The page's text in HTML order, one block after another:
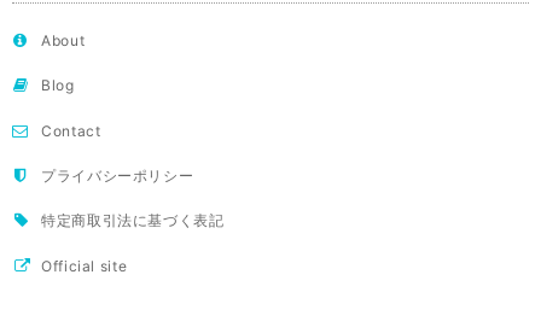
About
Blog
Contact
プライバシーポリシー
特定商取引法に基づく表記
Official site